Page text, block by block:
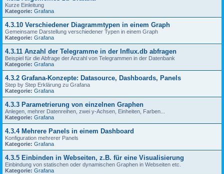
Kurze Einleitung
Kategorie: Grafana
4.3.10 Verschiedener Diagrammtypen in einem Graph
Gemeinsame Darstellung verschiedener Typen in einem Graph
Kategorie: Grafana
4.3.11 Anzahl der Telegramme in der Influx.db abfragen
Beispiel für die Abfrage der Anzahl von Telegrammen in der Datenbank
Kategorie: Grafana
4.3.2 Grafana-Konzepte: Datasource, Dashboards, Panels
Step by Step Erklärung zu Grafana
Kategorie: Grafana
4.3.3 Parametrierung von einzelnen Graphen
Anlegen, mehrer Datenreihen, zwei y-Achsen, Einheiten, Farben...
Kategorie: Grafana
4.3.4 Mehrere Panels in einem Dashboard
Konfiguration mehrerer Panels
Kategorie: Grafana
4.3.5 Einbinden in Webseiten, z.B. für eine Visualisierung
Einbindung von statischen oder dynamischen Graphen in Webseiten etc.
Kategorie: Grafana